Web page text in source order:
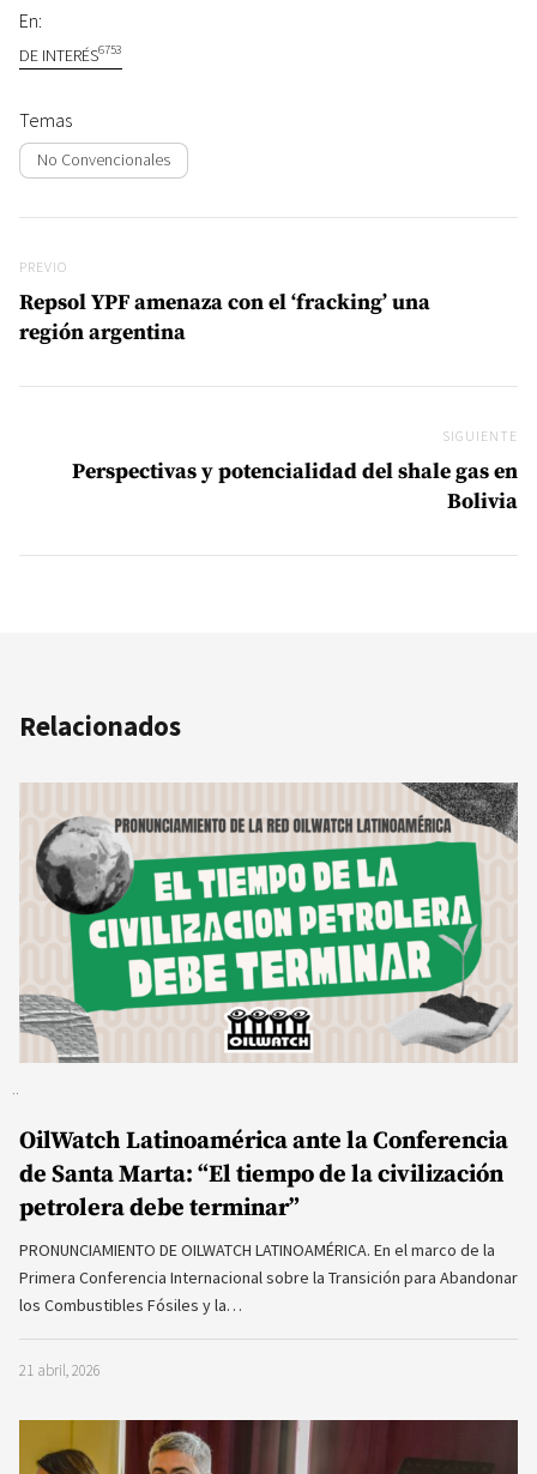
En:
DE INTERÉS6753
Temas
No Convencionales
Previo
PREVIO
Repsol YPF amenaza con el ‘fracking’ una
región argentina
SIGUIENTE
Perspectivas y potencialidad del shale gas en
Bolivia
Relacionados
OilWatch Latinoamérica ante la Conferencia
de Santa Marta: “El tiempo de la civilización
petrolera debe terminar”
PRONUNCIAMIENTO DE OILWATCH LATINOAMÉRICA. En el marco de la
Primera Conferencia Internacional sobre la Transición para Abandonar
los Combustibles Fósiles y la…
21 abril, 2026